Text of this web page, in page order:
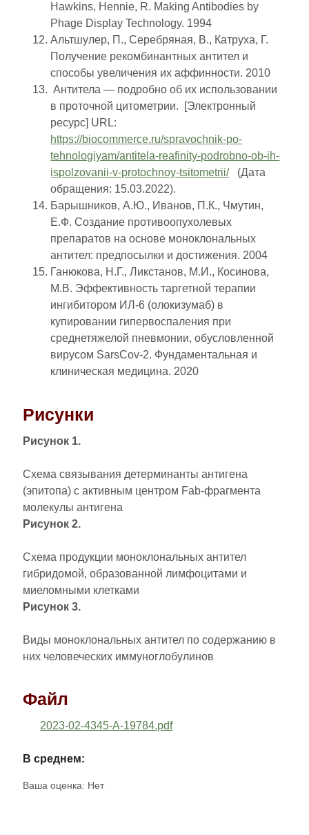
Hawkins, Hennie, R. Making Antibodies by
Phage Display Technology. 1994
Альтшулер, П., Серебряная, В., Катруха, Г.
Получение рекомбинантных антител и
способы увеличения их аффинности. 2010
Антитела — подробно об их использовании
в проточной цитометрии. [Электронный
ресурс] URL:
https://biocommerce.ru/spravochnik-po-
tehnologiyam/antitela-reafinity-podrobno-ob-ih-
ispolzovanii-v-protochnoy-tsitometrii/(Дата
обращения: 15.03.2022).
Барышников, А.Ю., Иванов, П.К., Чмутин,
Е.Ф. Создание противоопухолевых
препаратов на основе моноклональных
антител: предпосылки и достижения. 2004
Ганюкова, Н.Г., Ликстанов, М.И., Косинова,
М.В. Эффективность таргетной терапии
ингибитором ИЛ-6 (олокизумаб) в
купировании гипервоспаления при
среднетяжелой пневмонии, обусловленной
вирусом SarsCov-2. Фундаментальная и
клиническая медицина. 2020
Рисунки
Рисунок 1.
Схема связывания детерминанты антигена
(эпитопа) с активным центром Fab-фрагмента
молекулы антигена
Рисунок 2.
Схема продукции моноклональных антител
гибридомой, образованной лимфоцитами и
миеломными клетками
Рисунок 3.
Виды моноклональных антител по содержанию в
них человеческих иммуноглобулинов
Файл
2023-02-4345-A-19784.pdf
В среднем:
Ваша оценка: Нет